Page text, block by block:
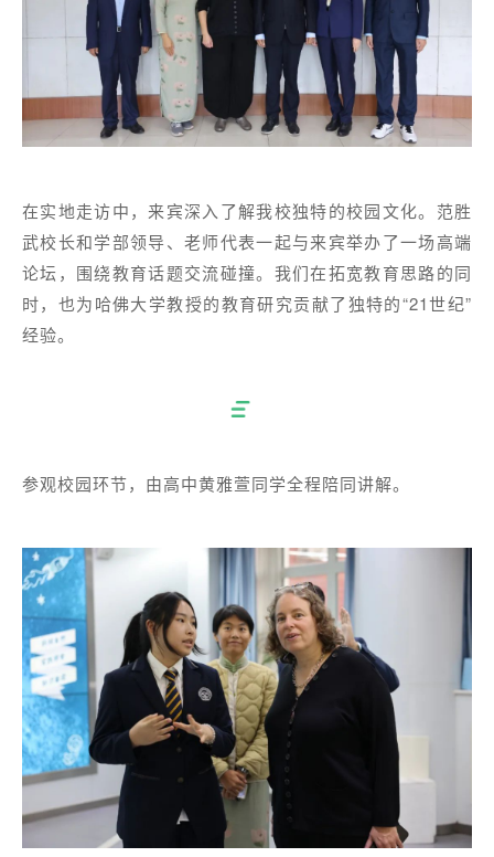
在实地走访中，来宾深入了解我校独特的校园文化。 范胜
武校长和学部领导、老师代表一起与来宾举办了一场高端
论坛，围绕教育话题交流碰撞。我们在拓宽教育思路的同
时，也为哈佛大学教授的教育研究贡献了独特的“21世纪”
经验。
参观校园环节，由高中黄雅萱同学全程陪同讲解。